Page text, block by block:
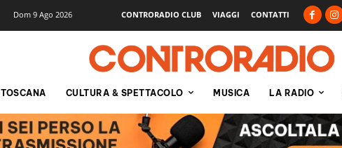
Dom 9 Ago 2026 CONTRORADIO CLUB VIAGGI CONTATTI
TOSCANA CULTURA & SPETTACOLO MUSICA LA RADIO